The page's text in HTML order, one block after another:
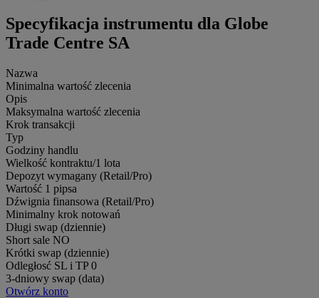
Specyfikacja instrumentu dla Globe
Trade Centre SA
Nazwa
Minimalna wartość zlecenia
Opis
Maksymalna wartość zlecenia
Krok transakcji
Typ
Godziny handlu
Wielkość kontraktu/1 lota
Depozyt wymagany (Retail/Pro)
Wartość 1 pipsa
Dźwignia finansowa (Retail/Pro)
Minimalny krok notowań
Długi swap (dziennie)
Short sale NO
Krótki swap (dziennie)
Odległosć SL i TP 0
3-dniowy swap (data)
Otwórz konto